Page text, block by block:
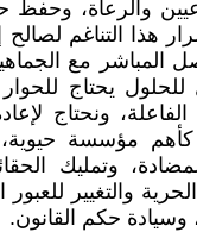
والرعاة، وحفظ
هذا التناغم لصالح
المباشر مع
للحلول يحتاج
ونحتاج
كأهم مؤسسة
وتمليك
والتغيير للعبور
وسيادة حكم القانون.